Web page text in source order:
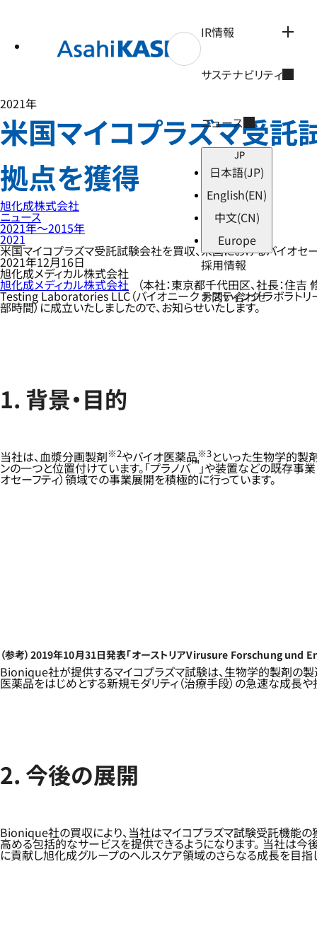
IR情報
サステナビリティ
ニュース
JP
日本語(JP)
English(EN)
中文(CN)
Europe
採用情報
お問い合わせ
2021年
米国マイコプラズマ受託
拠点を獲得
旭化成株式会社
ニュース
2021年〜2015年
2021
米国マイコプラズマ受託試験会社を買収、米国におけるバイオセ
2021年12月16日
旭化成メディカル株式会社
旭化成メディカル株式会社 （本社：東京都千代田区、社長：住
Testing Laboratories LLC（バイオニーク テスティング ラボラトリ
部時間）に成立いたしましたので、お知らせいたします。
1. 背景・目的
当社は、血漿分画製剤※2やバイオ医薬品※3といった生物学的製
ンの一つと位置付けています。「プラノバ™」や装置などの既存事
オセーフティ）領域での事業展開を積極的に行っています。
（参考）2019年10月31日発表「オーストリアVirusure Forschung und
Bionique社が提供するマイコプラズマ試験は、生物学的製剤の
医薬品をはじめとする新規モダリティ（治療手段）の急速な成
2. 今後の展開
Bionique社の買収により、当社はマイコプラズマ試験受託機能
高める包括的なサービスを提供できるようになります。 当社は
に貢献し旭化成グループのヘルスケア領域のさらなる成長を目指